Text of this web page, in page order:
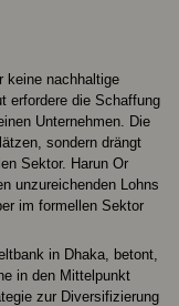
keine nachhaltige
erfordere die Schaffung
Unternehmen. Die
sondern drängt
Sektor. Harun Or
unzureichenden Lohns
im formellen Sektor
in Dhaka, betont,
in den Mittelpunkt
zur Diversifizierung